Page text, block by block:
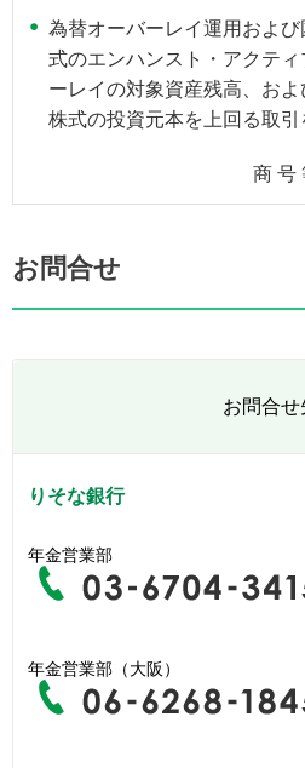
為替オーバーレイ運用およ
式のエンハンスト・アクテ
ーレイの対象資産残高、お
株式の投資元本を上回る取引
商 号
お問合せ
お問合せ
りそな銀行
年金営業部
年金営業部（大阪）